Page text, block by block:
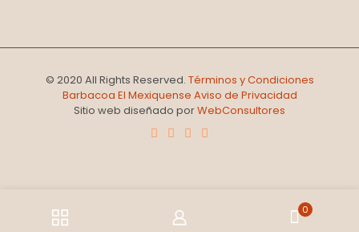
© 2020 All Rights Reserved. Términos y Condiciones
Barbacoa El Mexiquense Aviso de Privacidad
Sitio web diseñado porWebConsultores
0